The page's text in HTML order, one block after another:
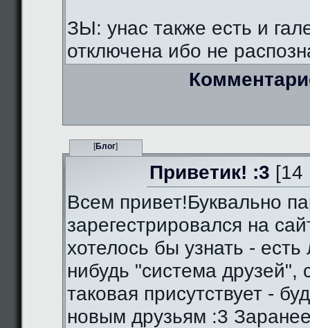
ЗЫ: унас также есть и
отключена ибо не
[Блог]
Приветик! :3 [14
Всем привет!Буквально
зарегестрировался на
хотелось бы узнать - есть
нибудь "система друзей",
таковая присутствует -
новым друзьям :3